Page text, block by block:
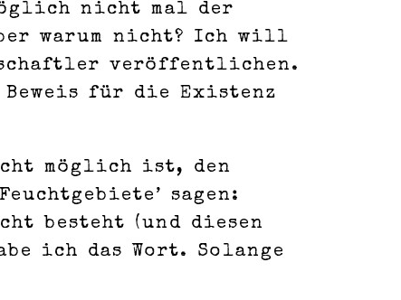
nicht mal der
warum nicht? Ich will
veröffentlichen.
für die Existenz
möglich ist, den
sagen:
besteht (und diesen
ich das Wort. Solange